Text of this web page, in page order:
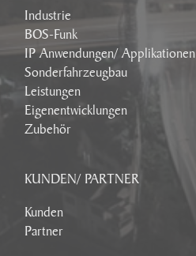
Industrie
BOS-Funk
IP Anwendungen/ Applikationen
Sonderfahrzeugbau
Leistungen
Eigenentwicklungen
Zubehör
KUNDEN/ PARTNER
Kunden
Partner